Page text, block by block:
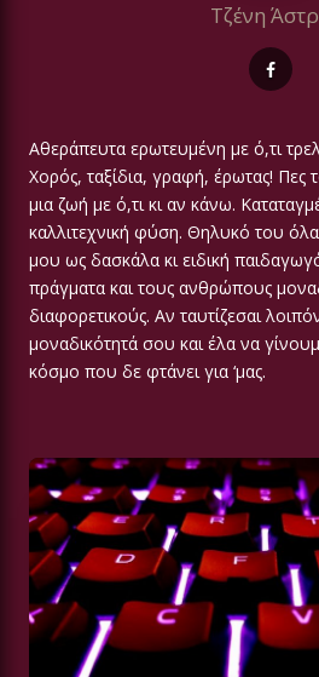
Τζένη
Αθεράπευτα ερωτευμένη με ό,τι
Χορός, ταξίδια, γραφή, έρωτας! Πες
μια ζωή με ό,τι κι αν κάνω.
καλλιτεχνική φύση. Θηλυκό του όλα
μου ως δασκάλα κι ειδική
πράγματα και τους ανθρώπους
διαφορετικούς. Αν ταυτίζεσαι
μοναδικότητά σου και έλα να
κόσμο που δε φτάνει για ‘μας.